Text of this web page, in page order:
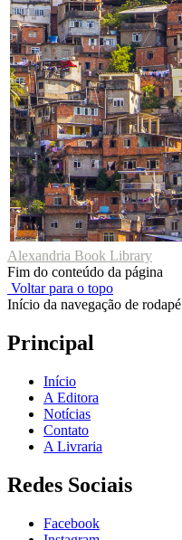
Alexandria Book Library
Fim do conteúdo da página
Voltar para o topo
Início da navegação de rodapé
Principal
Início
A Editora
Notícias
Contato
A Livraria
Redes Sociais
Facebook